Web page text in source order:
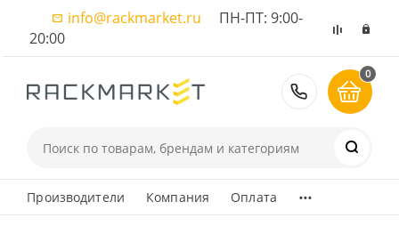
info@rackmarket.ru ПН-ПТ: 9:00-
20:00
8 (495)
0
Производители Компания Оплата ...